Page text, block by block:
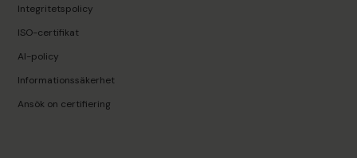
Integritetspolicy
ISO-certifikat
AI-policy
Informationssäkerhet
Ansök on certifiering